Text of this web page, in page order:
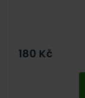
180 Kč